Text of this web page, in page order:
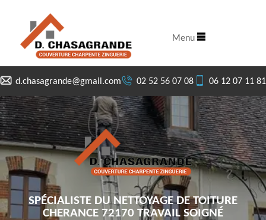
d.chasagrande@gmail.com 02 52 56 07 08 06 12 07 11 81
Menu
SPÉCIALISTE DU NETTOYAGE DE TOITURE
CHERANCE 72170 TRAVAIL SOIGNÉ